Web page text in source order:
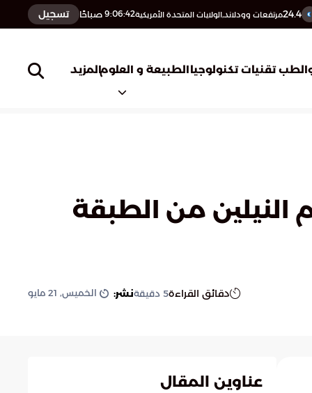
24.4مرتفعات وودلاند,الولايات المتحدة الأمريكية9:06:43 صباحًا تسجيل
تقنيات تكنولوجياالطبيعة و العلومالمزيد
من الطبقة
دقائق القراءة5 دقيقةنشر: الخميس, 21 مايو
عناوين المقال